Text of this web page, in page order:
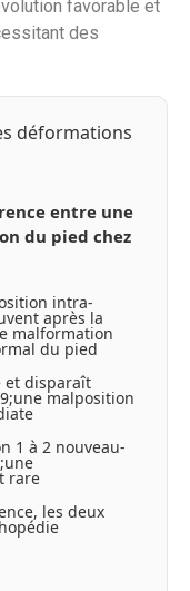
favorable et
des
déformations
entre une
du pied chez
intra-
après la
malformation
du pied
et disparaît
malposition
1 à 2 nouveau-
rare
les deux